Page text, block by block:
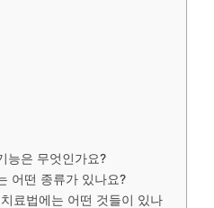
능은 무엇인가요?
어떤 종류가 있나요?
료법에는 어떤 것들이 있나